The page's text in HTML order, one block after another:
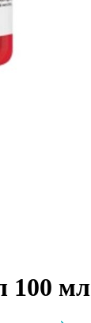
100 мл